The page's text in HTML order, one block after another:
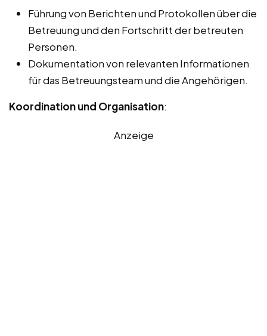
Führung von Berichten und Protokollen über die
Betreuung und den Fortschritt der betreuten
Personen.
Dokumentation von relevanten Informationen
für das Betreuungsteam und die Angehörigen.
Koordination und Organisation:
Anzeige